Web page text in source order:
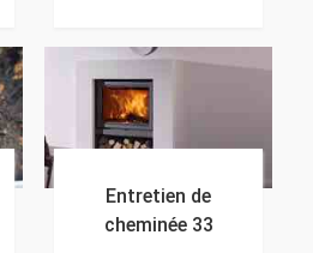
Entretien de
cheminée 33